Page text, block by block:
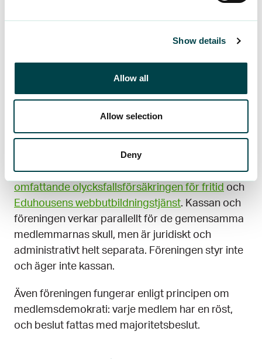
Show details
Allow all
Allow selection
Deny
som medlem i YTK Kassan. Med sina cirka 270
000 medlemmar är det Finlands största förening.
ekonomiska och juridiska intressen. YTK
Arbetslivs viktigaste förmåner för medlemmarna
är den mångsidigaJuristkompis-tjänsten,den
omfattande olycksfallsförsäkringen för fritid och
Eduhousens webbutbildningstjänst. Kassan och
föreningen verkar parallellt för de gemensamma
medlemmarnas skull, men är juridiskt och
administrativt helt separata. Föreningen styr inte
och äger inte kassan.
Även föreningen fungerar enligt principen om
medlemsdemokrati: varje medlem har en röst,
och beslut fattas med majoritetsbeslut.